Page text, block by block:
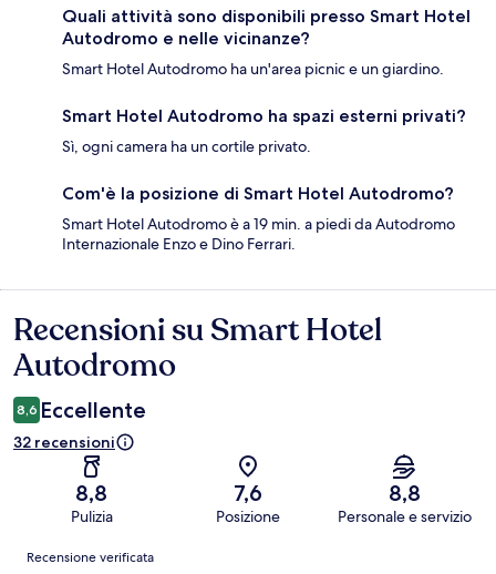
Quali attività sono disponibili presso Smart Hotel
Autodromo e nelle vicinanze?
Smart Hotel Autodromo ha un'area picnic e un giardino.
Smart Hotel Autodromo ha spazi esterni privati?
Sì, ogni camera ha un cortile privato.
Com'è la posizione di Smart Hotel Autodromo?
Smart Hotel Autodromo è a 19 min. a piedi da Autodromo
Internazionale Enzo e Dino Ferrari.
Recensioni
Recensioni su Smart Hotel
Autodromo
8,6 Eccellente
32 recensioni
8,8
Pulizia
7,6
Posizione
8,8
Personale e servizio
Recensioni
Recensione verificata